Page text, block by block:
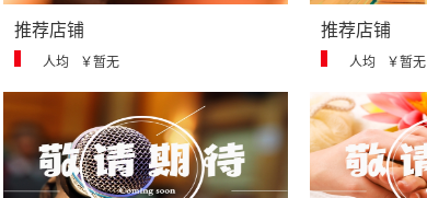
推荐店铺
人均 ￥暂无
推荐店铺
人均 ￥暂无